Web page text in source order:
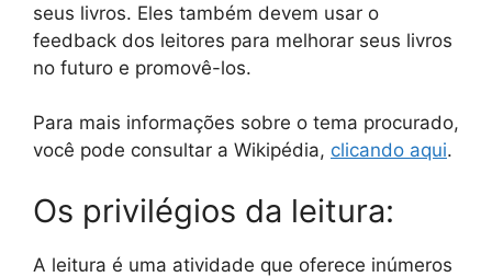
seus livros. Eles também devem usar o
feedback dos leitores para melhorar seus livros
no futuro e promovê-los.
Para mais informações sobre o tema procurado,
você pode consultar a Wikipédia, clicando aqui.
Os privilégios da leitura:
A leitura é uma atividade que oferece inúmeros